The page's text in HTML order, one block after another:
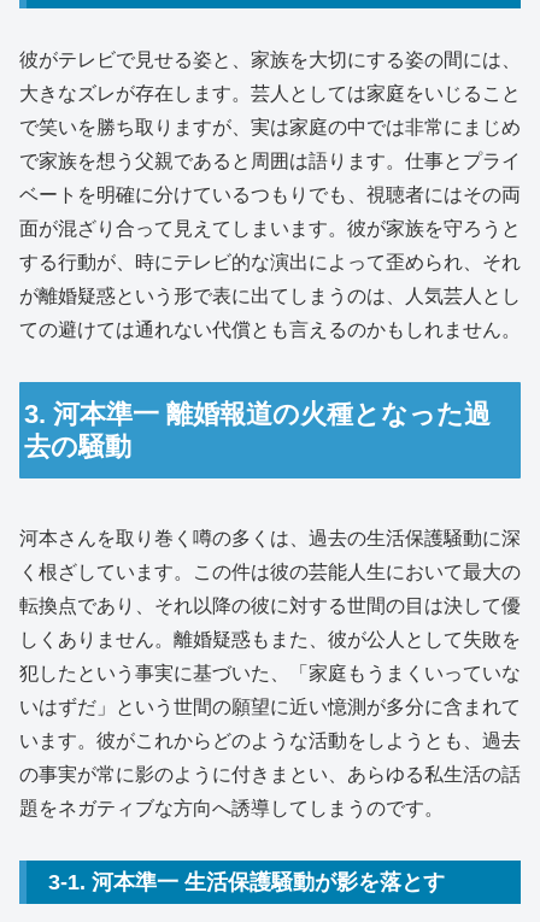
彼がテレビで見せる姿と、家族を大切にする姿の間には、
大きなズレが存在します。芸人としては家庭をいじること
で笑いを勝ち取りますが、実は家庭の中では非常にまじめ
で家族を想う父親であると周囲は語ります。仕事とプライ
ベートを明確に分けているつもりでも、視聴者にはその両
面が混ざり合って見えてしまいます。彼が家族を守ろうと
する行動が、時にテレビ的な演出によって歪められ、それ
が離婚疑惑という形で表に出てしまうのは、人気芸人とし
ての避けては通れない代償とも言えるのかもしれません。
3. 河本準一 離婚報道の火種となった過
去の騒動
河本さんを取り巻く噂の多くは、過去の生活保護騒動に深
く根ざしています。この件は彼の芸能人生において最大の
転換点であり、それ以降の彼に対する世間の目は決して優
しくありません。離婚疑惑もまた、彼が公人として失敗を
犯したという事実に基づいた、「家庭もうまくいっていな
いはずだ」という世間の願望に近い憶測が多分に含まれて
います。彼がこれからどのような活動をしようとも、過去
の事実が常に影のように付きまとい、あらゆる私生活の話
題をネガティブな方向へ誘導してしまうのです。
3-1. 河本準一 生活保護騒動が影を落とす